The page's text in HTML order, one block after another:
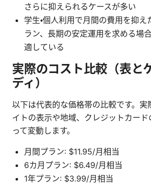
さらに抑えられるケースが多い
学生・個人利用で月間の費用を抑
ラン、長期の安定運用を求める場
適している
実際のコスト比較（表と
ディ）
以下は代表的な価格帯の比較です。実
イトの表示や地域、クレジットカー
って変動します。
月間プラン: $11.95/月相当
6カ月プラン: $6.49/月相当
1年プラン: $3.99/月相当